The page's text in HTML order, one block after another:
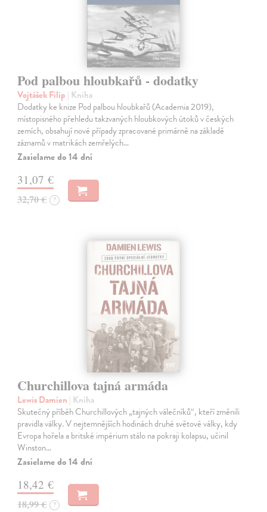
Pod palbou hloubkařů - dodatky
Vojtášek Filip | Kniha
Dodatky ke knize Pod palbou hloubkařů (Academia 2019),
místopisného přehledu takzvaných hloubkových útoků v českých
zemích, obsahují nové případy zpracované primárně na základě
záznamů v matrikách zemřelých…
Zasielame do 14 dní
31,07 €
32,70 € ?
Churchillova tajná armáda
Lewis Damien | Kniha
Skutečný příběh Churchillových „tajných válečníků“, kteří změnili
pravidla války. V nejtemnějších hodinách druhé světové války, kdy
Evropa hořela a britské impérium stálo na pokraji kolapsu, učinil
Winston…
Zasielame do 14 dní
18,42 €
18,99 € ?